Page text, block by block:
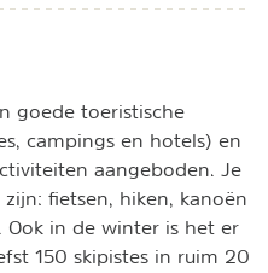
goede toeristische
campings en hotels) en
aangeboden. Je
fietsen, hiken, kanoën
Ook in de winter is het er
150 skipistes in ruim 20